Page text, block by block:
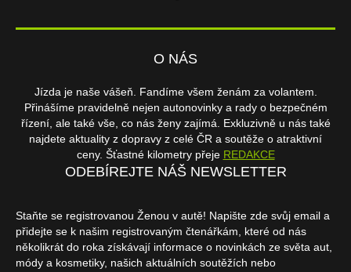
O NÁS
Jízda je naše vášeň. Fandíme všem ženám za volantem.
Přinášíme pravidelně nejen autonovinky a rady o bezpečném
řízení, ale také vše, co nás ženy zajímá. Exkluzivně u nás také
najdete aktuality z dopravy z celé ČR a soutěže o atraktivní
ceny. Šťastné kilometry přeje REDAKCE
ODEBÍREJTE NÁŠ NEWSLETTER
Staňte se registrovanou Ženou v autě! Napište zde svůj email a
přidejte se k našim registrovaným čtenářkám, které od nás
několikrát do roka získávají informace o novinkách ze světa aut,
módy a kosmetiky, našich aktuálních soutěžích nebo